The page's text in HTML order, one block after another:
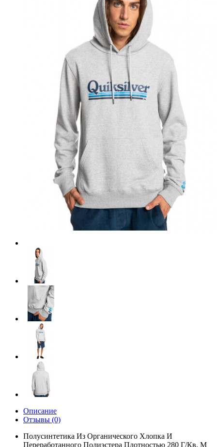
Описание
Отзывы (0)
Полусинтетика Из Органического Хлопка И
Переработанного Полиэстера Плотностью 280 Г/Кв. М